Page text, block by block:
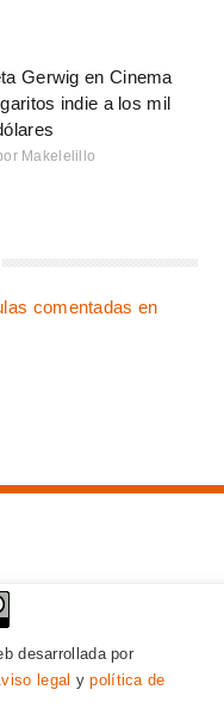
Gerwig en Cinema
indie a los mil
Makelelillo
desarrollada por
legal ypolítica de